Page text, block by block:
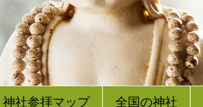
神社参拝マップ 全国の神社